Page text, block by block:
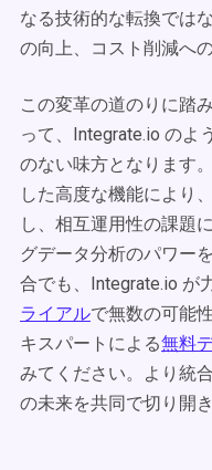
なる技術的な転換では
の向上、コスト削減へ
この変革の道のりに踏
って、Integrate.io のよ
のない味方となります
した高度な機能により
し、相互運用性の課題
グデータ分析のパワー
合でも、Integrate.io が
ライアルで無数の可能
キスパートによる無料
みてください。より統
の未来を共同で切り開